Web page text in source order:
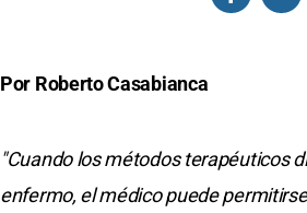
Por Roberto Casabianca
"Cuando los métodos terapéuticos
enfermo, el médico puede